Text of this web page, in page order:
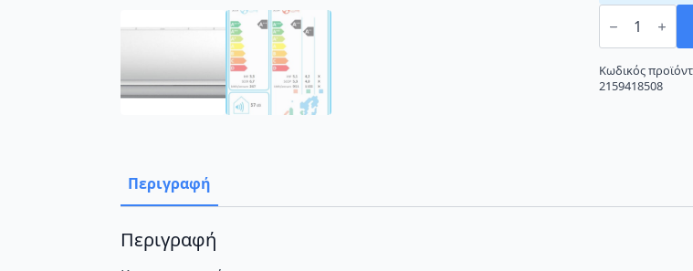
Sendo
Zeas
18ZES3-
ID/OD
Κλιματιστικό
Κωδικός
2159418508
Περιγραφή
Περιγραφή